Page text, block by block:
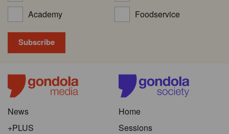
Academy
Foodservice
News
+PLUS
Home
Sessions